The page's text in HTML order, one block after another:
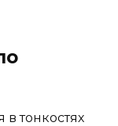
в тонкостях